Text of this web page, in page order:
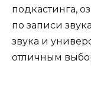
подкастинга,
по записи
звука и
отличным